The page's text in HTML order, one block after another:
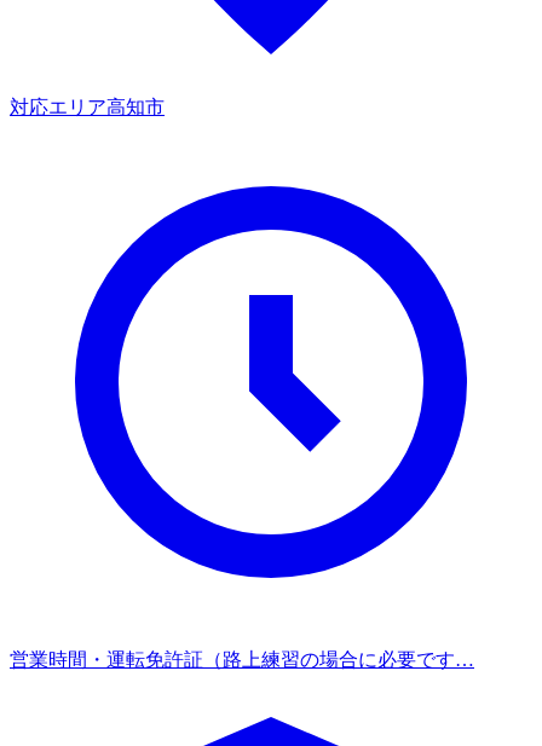
対応エリア高知市
営業時間 ・運転免許証（路上練習の場合に必要です…